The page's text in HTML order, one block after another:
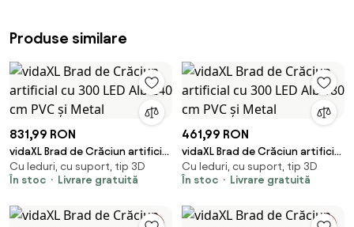
Produse similare
831,99 RON
vidaXL Brad de Crăciun artificial
cu 300 LED Alb 240 cm PVC și
Metal
Cu leduri, cu suport, tip 3D
În stoc
Livrare gratuită
461,99 RON
vidaXL Brad de Crăciun artificial
cu 300 LED Alb 180 cm PVC și
Metal
Cu leduri, cu suport, tip 3D
În stoc
Livrare gratuită